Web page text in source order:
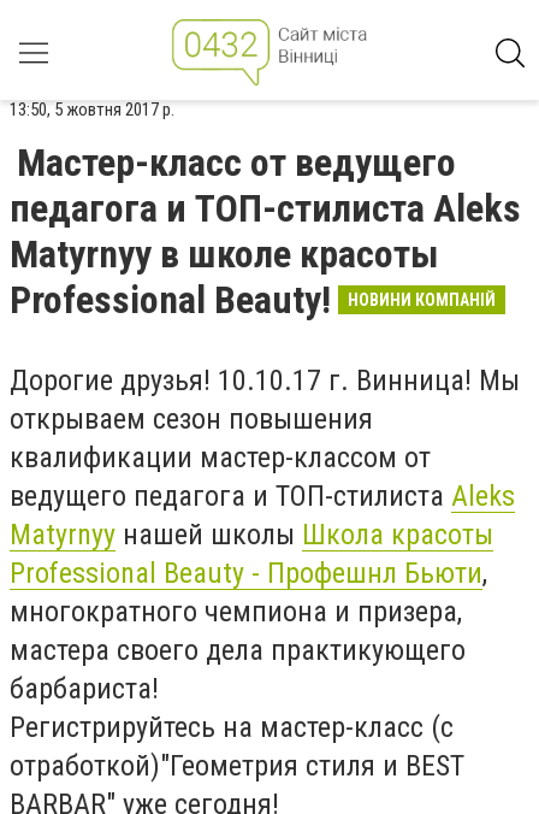
13:50, 5 жовтня 2017 р.
Мастер-класс от ведущего
педагога и ТОП-стилиста Aleks
Matyrnyy в школе красоты
Professional Beauty!
НОВИНИ КОМПАНІЙ
Дорогие друзья! 10.10.17 г. Винница! Мы
открываем сезон повышения
квалификации мастер-классом от
ведущего педагога и ТОП-стилиста Aleks
Matyrnyy нашей школы Школа красоты
Professional Beauty - Профешнл Бьюти,
многократного чемпиона и призера,
мастера своего дела практикующего
барбариста!
Регистрируйтесь на мастер-класс (с
отработкой)"Геометрия стиля и BEST
BARBAR" уже сегодня!